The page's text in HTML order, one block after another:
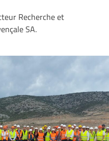
Recherche et
SA.